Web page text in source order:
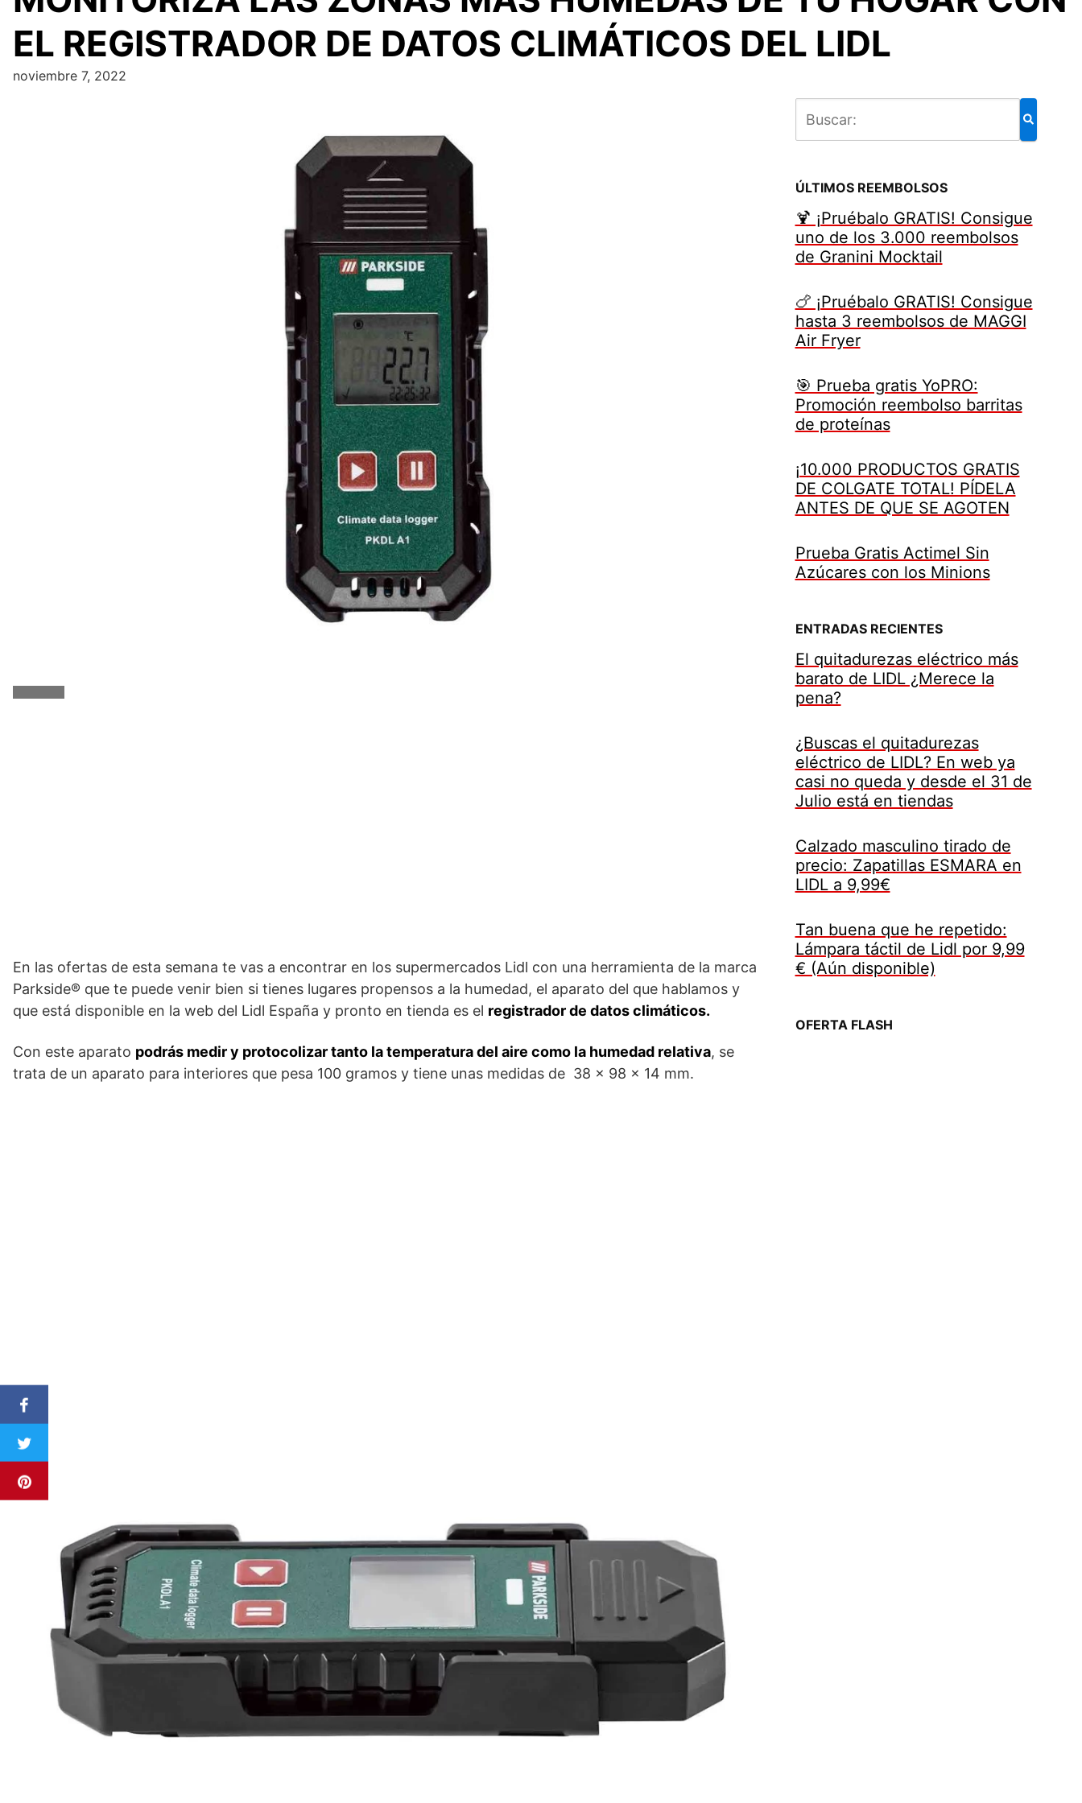
EL REGISTRADOR DE DATOS CLIMÁTICOS DEL LIDL
noviembre 7, 2022
En las ofertas de esta semana te vas a encontrar en los supermercados Lidl con una herramienta de la marca
Parkside® que te puede venir bien si tienes lugares propensos a la humedad, el aparato del que hablamos y
que está disponible en la web del Lidl España y pronto en tienda es el registrador de datos climáticos.
Con este aparato podrás medir y protocolizar tanto la temperatura del aire como la humedad relativa, se
trata de un aparato para interiores que pesa 100 gramos y tiene unas medidas de 38 x 98 x 14 mm.
ÚLTIMOS REEMBOLSOS
🍹 ¡Pruébalo GRATIS! Consigue
uno de los 3.000 reembolsos
de Granini Mocktail
🍗 ¡Pruébalo GRATIS! Consigue
hasta 3 reembolsos de MAGGI
Air Fryer
🎯 Prueba gratis YoPRO:
Promoción reembolso barritas
de proteínas
¡10.000 PRODUCTOS GRATIS
DE COLGATE TOTAL! PÍDELA
ANTES DE QUE SE AGOTEN
Prueba Gratis Actimel Sin
Azúcares con los Minions
ENTRADAS RECIENTES
El quitadurezas eléctrico más
barato de LIDL ¿Merece la
pena?
¿Buscas el quitadurezas
eléctrico de LIDL? En web ya
casi no queda y desde el 31 de
Julio está en tiendas
Calzado masculino tirado de
precio: Zapatillas ESMARA en
LIDL a 9,99€
Tan buena que he repetido:
Lámpara táctil de Lidl por 9,99
€ (Aún disponible)
OFERTA FLASH